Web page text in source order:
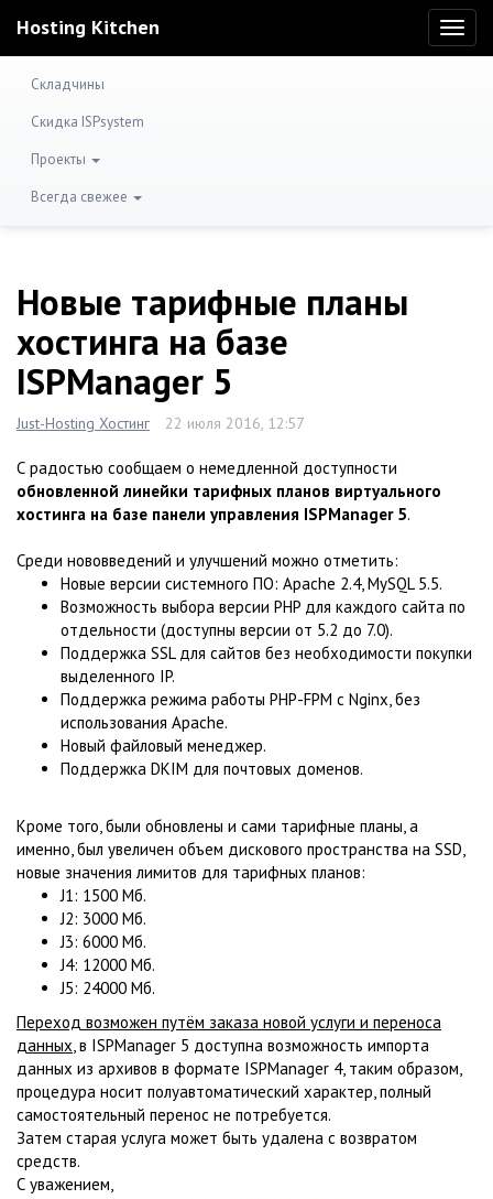
Hosting Kitchen
Складчины
Скидка ISPsystem
Проекты
Всегда свежее
Новые тарифные планы
хостинга на базе
ISPManager 5
Just-Hosting Хостинг 22 июля 2016, 12:57
С радостью сообщаем о немедленной доступности
обновленной линейки тарифных планов виртуального
хостинга на базе панели управления ISPManager 5.
Среди нововведений и улучшений можно отметить:
Новые версии системного ПО: Apache 2.4, MySQL 5.5.
Возможность выбора версии PHP для каждого сайта по
отдельности (доступны версии от 5.2 до 7.0).
Поддержка SSL для сайтов без необходимости покупки
выделенного IP.
Поддержка режима работы PHP-FPM с Nginx, без
использования Apache.
Новый файловый менеджер.
Поддержка DKIM для почтовых доменов.
Кроме того, были обновлены и сами тарифные планы, а
именно, был увеличен объем дискового пространства на SSD,
новые значения лимитов для тарифных планов:
J1: 1500 Мб.
J2: 3000 Мб.
J3: 6000 Мб.
J4: 12000 Мб.
J5: 24000 Мб.
Переход возможен путём заказа новой услуги и переноса
данных, в ISPManager 5 доступна возможность импорта
данных из архивов в формате ISPManager 4, таким образом,
процедура носит полуавтоматический характер, полный
самостоятельный перенос не потребуется.
Затем старая услуга может быть удалена с возвратом
средств.
С уважением,